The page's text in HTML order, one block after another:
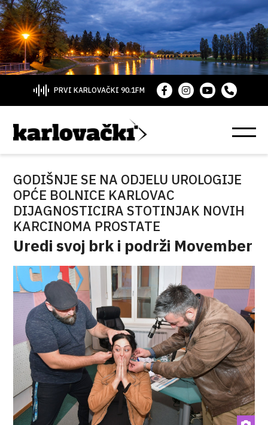
PRVI KARLOVAČKI 90.1FM
GODIŠNJE SE NA ODJELU UROLOGIJE
OPĆE BOLNICE KARLOVAC
DIJAGNOSTICIRA STOTINJAK NOVIH
KARCINOMA PROSTATE
Uredi svoj brk i podrži Movember